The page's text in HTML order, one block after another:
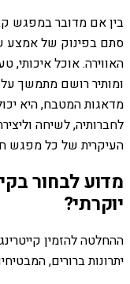
בין אם מדובר במפגש
סתם בפינוק של אמצע
האווירה. אוכל איכותי,
ומותיר רושם מתמשך
מדאגות המטבח, היא
לחברותיה, לשיחה
העיקרית של כל מפגש
מדוע לבחור
יוקרתי?
ההחלטה להזמין
יתרונות ברורים,